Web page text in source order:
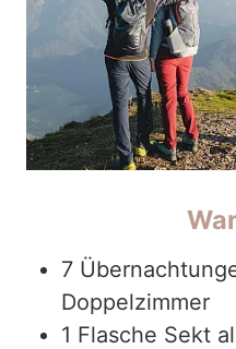
7
Doppelzimmer
1 Flasche Sekt